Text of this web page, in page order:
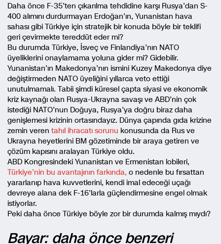
Daha önce F-35’ten çıkarılma tehdidine karşı Rusya’dan S-
400 alımını durdurmayan Erdoğan’ın, Yunanistan hava
sahası gibi Türkiye için stratejik bir konuda böyle bir teklifi
geri çevirmekte tereddüt eder mi?
Bu durumda Türkiye, İsveç ve Finlandiya’nın NATO
üyeliklerini onaylamama yoluna gider mi? Gidebilir.
Yunanistan’ın Makedonya’nın ismini Kuzey Makedonya diye
değiştirmeden NATO üyeliğini yıllarca veto ettiği
unutulmamalı. Tabii şimdi küresel çapta siyasi ve ekonomik
kriz kaynağı olan Rusya-Ukrayna savaşı ve ABD’nin çok
istediği NATO’nun Doğuya, Rusya’ya doğru biraz daha
genişlemesi krizinin ortasındayız. Dünya çapında gıda krizine
zemin veren tahıl ihracatı sorunu konusunda da Rus ve
Ukrayna heyetlerini BM gözetiminde bir araya getiren ve
çözüm kapısını aralayan Türkiye oldu.
ABD Kongresindeki Yunanistan ve Ermenistan lobileri,
Türkiye’nin bu avantajının farkında, o nedenle bu fırsattan
yararlanıp hava kuvvetlerini, kendi imal edeceği uçağı
devreye alana dek F-16’larla güçlendirmesine engel olmak
istiyorlar.
Peki daha önce Türkiye böyle zor bir durumda kalmış mıydı?
Bayar: daha önce benzeri